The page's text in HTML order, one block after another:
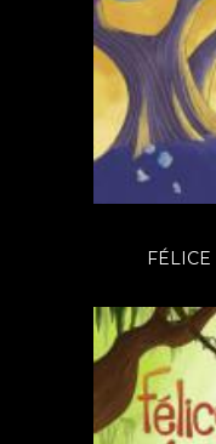
FÉLICE